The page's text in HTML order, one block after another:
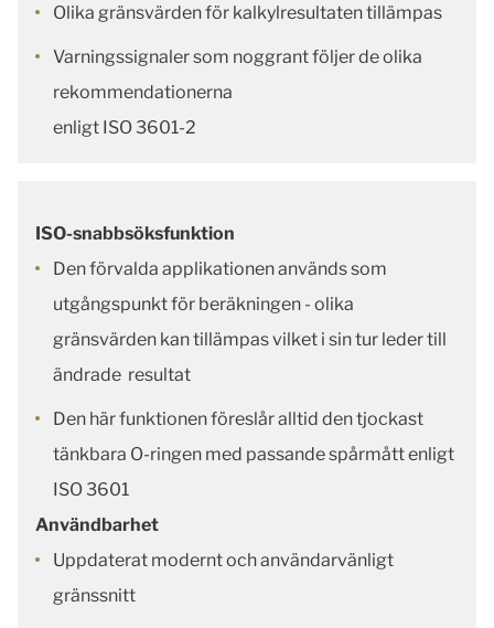
Olika gränsvärden för kalkylresultaten tillämpas
Varningssignaler som noggrant följer de olika
rekommendationerna
enligt ISO 3601-2
ISO-snabbsöksfunktion
Den förvalda applikationen används som
utgångspunkt för beräkningen - olika
gränsvärden kan tillämpas vilket i sin tur leder till
ändrade resultat
Den här funktionen föreslår alltid den tjockast
tänkbara O-ringen med passande spårmått enligt
ISO 3601
Användbarhet
Uppdaterat modernt och användarvänligt
gränssnitt